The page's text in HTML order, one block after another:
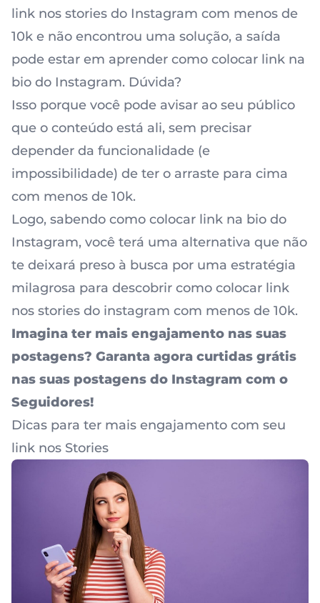
link nos stories do Instagram com menos de
10k e não encontrou uma solução, a saída
pode estar em aprender como colocar link na
bio do Instagram. Dúvida?
Isso porque você pode avisar ao seu público
que o conteúdo está ali, sem precisar
depender da funcionalidade (e
impossibilidade) de ter o arraste para cima
com menos de 10k.
Logo, sabendo como colocar link na bio do
Instagram, você terá uma alternativa que não
te deixará preso à busca por uma estratégia
milagrosa para descobrir como colocar link
nos stories do instagram com menos de 10k.
Imagina ter mais engajamento nas suas
postagens? Garanta agora curtidas grátis
nas suas postagens do Instagram com o
Seguidores!
Dicas para ter mais engajamento com seu
link nos Stories